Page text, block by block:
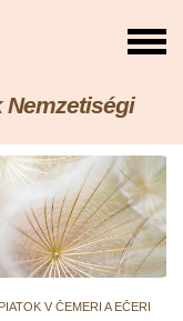
Nemzetiségi
V ČEMERI A EČERI